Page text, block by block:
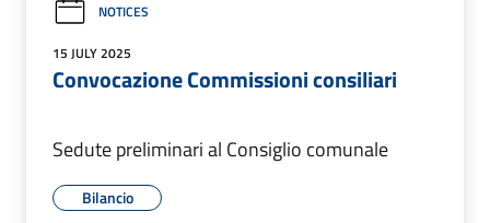
NOTICES
15 JULY 2025
Convocazione Commissioni consiliari
Sedute preliminari al Consiglio comunale
Bilancio